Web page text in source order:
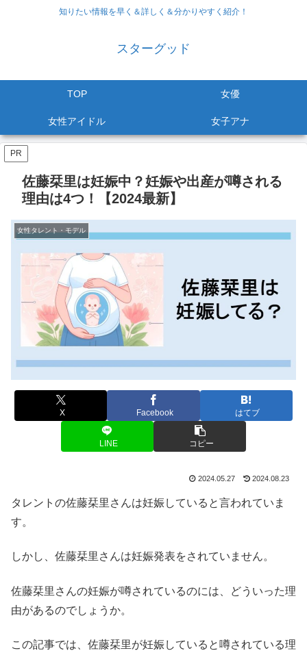
知りたい情報を早く＆詳しく＆分かりやすく紹介！
スターグッド
TOP 女優
女性アイドル 女子アナ
PR
佐藤栞里は妊娠中？妊娠や出産が噂される
理由は4つ！【2024最新】
女性タレント・モデル
X Facebook はてブ
LINE コピー
2024.05.27 2024.08.23
タレントの佐藤栞里さんは妊娠していると言われていま
す。
しかし、佐藤栞里さんは妊娠発表をされていません。
佐藤栞里さんの妊娠が噂されているのには、どういった理
由があるのでしょうか。
この記事では、佐藤栞里が妊娠していると噂されている理